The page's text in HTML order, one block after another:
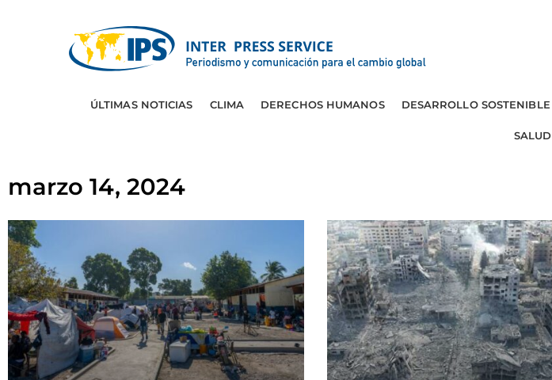
ÚLTIMAS NOTICIAS CLIMA DERECHOS HUMANOS DESARROLLO SOSTENIBLE
SALUD
marzo 14, 2024